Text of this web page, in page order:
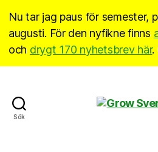
Nu tar jag paus för semester,
augusti. För den nyfikne finns
och drygt 170 nyhetsbrev här.
Sök